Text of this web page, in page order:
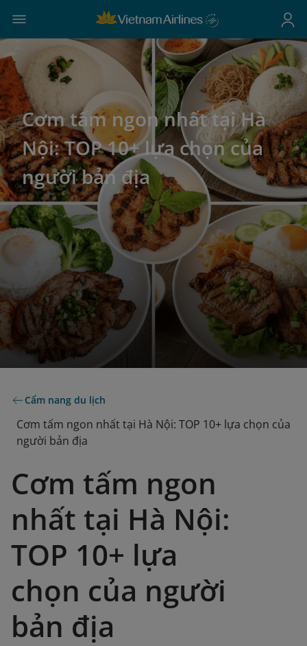
Cơm tấm ngon nhất tại Hà
Nội: TOP 10+ lựa chọn của
người bản địa
Cẩm nang du lịch
Cơm tấm ngon nhất tại Hà Nội: TOP 10+ lựa chọn của
người bản địa
Cơm tấm ngon
nhất tại Hà Nội:
TOP 10+ lựa
chọn của người
bản địa